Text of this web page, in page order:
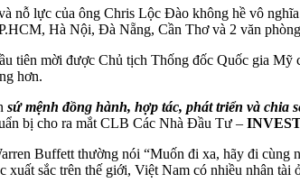
nỗ lực của ông Chris Lộc Đào không hề vô
Hà Nội, Đà Nẵng, Cần Thơ và 2 văn
tiên mời được Chủ tịch Thống đốc Quốc gia
hơn.
sứ mệnh đồng hành, hợp tác, phát triển và chia
bị cho ra mắt CLB Các Nhà Đầu Tư –
Buffett thường nói “Muốn đi xa, hãy đi cùng
sắc trên thế giới, Việt Nam có nhiều nhân tài